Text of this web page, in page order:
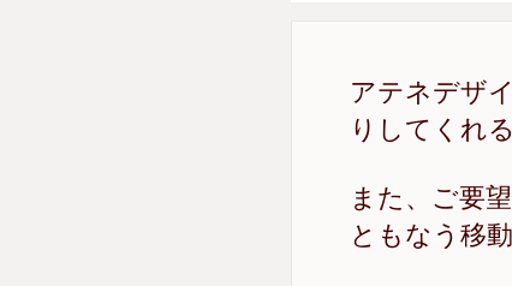
アテネデザ
りしてくれ
また、ご要
ともなう移